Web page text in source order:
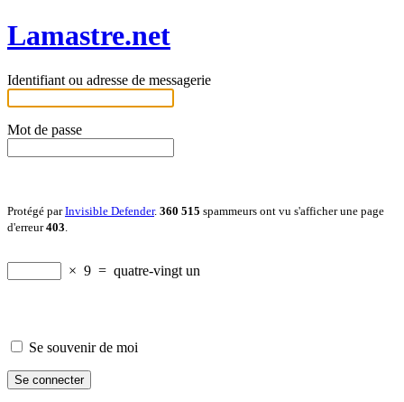
Lamastre.net
Identifiant ou adresse de messagerie
Mot de passe
Protégé parInvisible Defender. 360 515 spammeurs ont vu s'afficher une page
d'erreur403
× 9 = quatre-vingt un
Se souvenir de moi